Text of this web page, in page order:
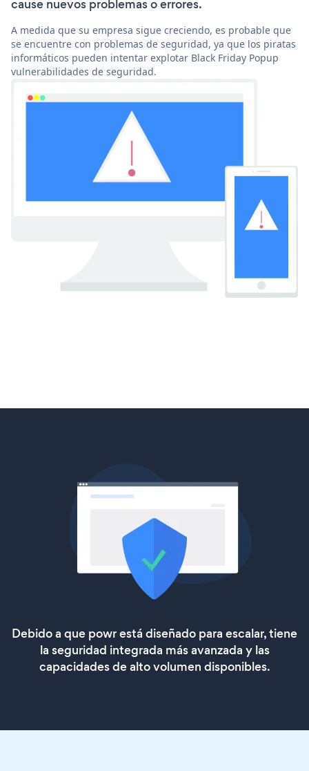
cause nuevos problemas o errores.
A medida que su empresa sigue creciendo, es probable que
se encuentre con problemas de seguridad, ya que los piratas
informáticos pueden intentar explotar Black Friday Popup
vulnerabilidades de seguridad.
Debido a que powr está diseñado para escalar, tiene
la seguridad integrada más avanzada y las
capacidades de alto volumen disponibles.